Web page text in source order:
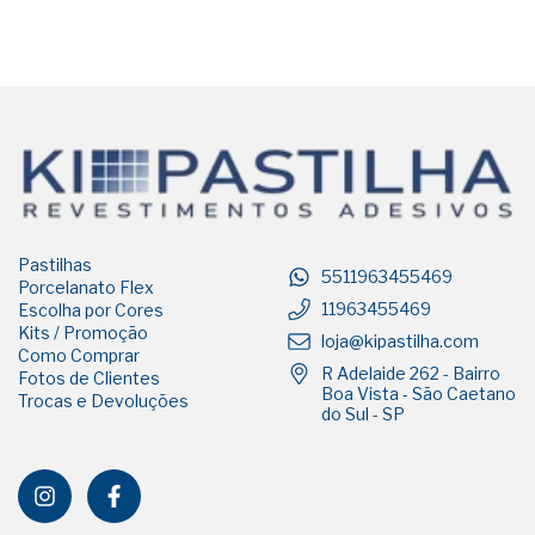
Pastilhas
Porcelanato Flex
Escolha por Cores
Kits / Promoção
Como Comprar
Fotos de Clientes
Trocas e Devoluções
5511963455469
11963455469
loja@kipastilha.com
R Adelaide 262 - Bairro
Boa Vista - São Caetano
do Sul - SP